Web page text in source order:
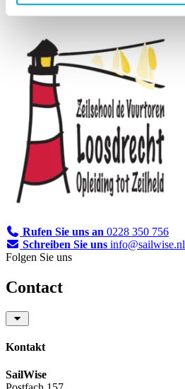
Rufen Sie uns an 0228 350 756
Schreiben Sie uns info@sailwise.nl
Folgen Sie uns
Contact
Kontakt
SailWise